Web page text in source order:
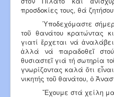
προσδοκίες τους, θά
Ὑποδεχόμαστε σήμερα
τοῦ θανάτου κρατώντας
γιατί ἔρχεται νά
ἀλλά νά παραδοθεῖ
θυσιαστεῖ γιά τή σωτηρία
γνωρίζοντας καλά ὅτι
νικητής τοῦ θανάτου, ὁ
Ἔχουμε στά χείλη μας